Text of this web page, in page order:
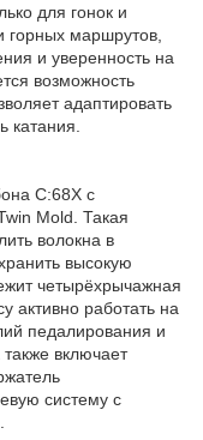
для гонок и
маршрутов,
и уверенность на
возможность
адаптировать
катания.
C:68X с
Mold. Такая
волокна в
высокую
четырёхрычажная
активно работать на
педалирования и
включает
систему с